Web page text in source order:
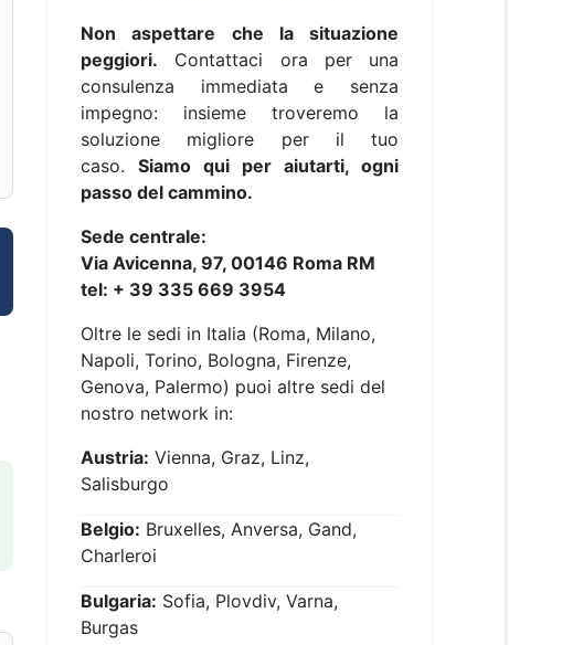
Non aspettare che la situazione
peggiori. Contattaci ora per una
consulenza immediata e senza
impegno: insieme troveremo la
soluzione migliore per il tuo
caso. Siamo qui per aiutarti, ogni
passo del cammino.
Sede centrale:
Via Avicenna, 97, 00146 Roma RM
tel: + 39 335 669 3954
Oltre le sedi in Italia (Roma, Milano,
Napoli, Torino, Bologna, Firenze,
Genova, Palermo) puoi altre sedi del
nostro network in:
Austria: Vienna, Graz, Linz,
Salisburgo
Belgio: Bruxelles, Anversa, Gand,
Charleroi
Bulgaria: Sofia, Plovdiv, Varna,
Burgas